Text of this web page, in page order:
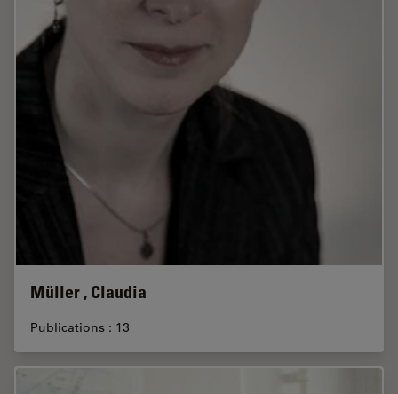
Müller , Claudia
Publications : 13